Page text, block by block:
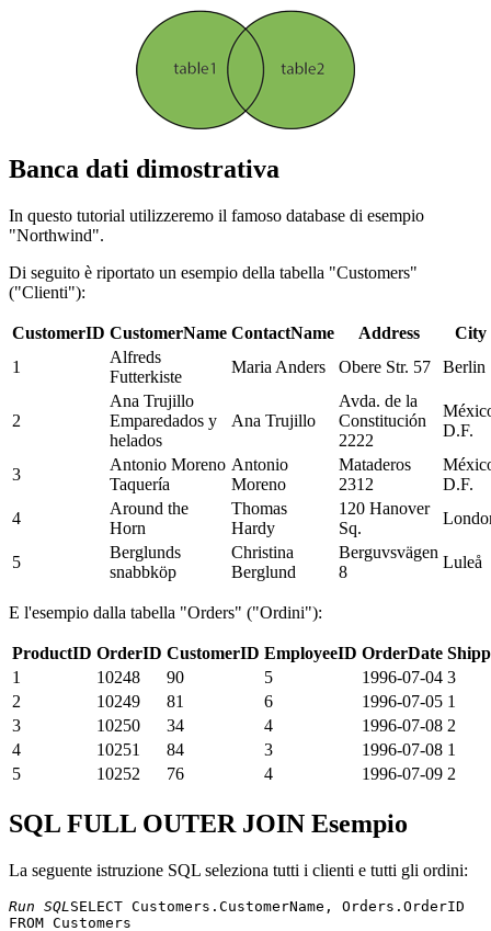
Banca dati dimostrativa
In questo tutorial utilizzeremo il famoso database di esempio
"Northwind".
Di seguito è riportato un esempio della tabella "Customers"
("Clienti"):
CustomerID CustomerName ContactName Address
City
1
Alfreds
Futterkiste
Maria Anders Obere Str. 57 Berlin
2
Ana Trujillo
Emparedados y
helados
Ana Trujillo
Avda. de la
Constitución
2222
D.F.
3
Antonio Moreno
Taquería
Antonio
Moreno
Mataderos
2312
D.F.
4
Around the
Horn
Thomas
Hardy
120 Hanover
Sq.
5
Berglunds
snabbköp
Christina
Berglund
Berguvsvägen
8
Luleå
E l'esempio dalla tabella "Orders" ("Ordini"):
ProductID OrderID CustomerID EmployeeID OrderDate
1
10248 90 5 1996-07-04 3
2
10249 81 6 1996-07-05 1
3
10250 34 4 1996-07-08 2
4
10251 84 3 1996-07-08 1
5
10252 76 4 1996-07-09 2
SQL FULL OUTER JOIN Esempio
La seguente istruzione SQL seleziona tutti i clienti e tutti gli ordini:
Run SQLSELECT Customers.CustomerName, Orders.OrderID
FROM Customers